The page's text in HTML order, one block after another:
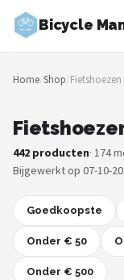
Bicycle
Zoeken
NAVIGATIE
Merken
Blog
Fietsroutes
Kinderfietsen
Home/Shop/Fietshoezen
442 producten· 174
Bijgewerkt op 07-10-
Goedkoopste
Onder € 50
Onder € 500